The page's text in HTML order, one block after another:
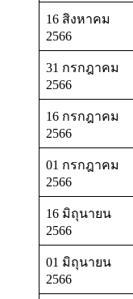
16 สิงหาคม
2566
31 กรกฎาคม
2566
16 กรกฎาคม
2566
01 กรกฎาคม
2566
16 มิถุนายน
2566
01 มิถุนายน
2566